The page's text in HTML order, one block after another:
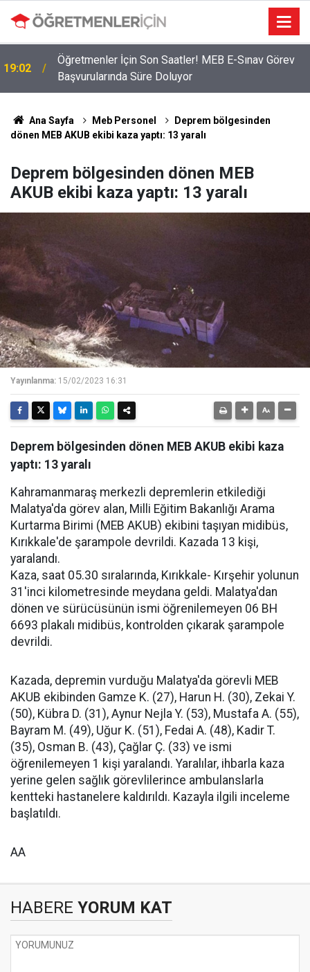
19:02
Öğretmenler İçin Son Saatler! MEB E-Sınav Görev
Başvurularında Süre Doluyor
Ana Sayfa Meb Personel
Deprem bölgesinden
dönen MEB AKUB ekibi kaza yaptı: 13 yaralı
Deprem bölgesinden dönen MEB
AKUB ekibi kaza yaptı: 13 yaralı
Yayınlanma: 15/02/2023 16:31
Deprem bölgesinden dönen MEB AKUB ekibi kaza
yaptı: 13 yaralı
Kahramanmaraş merkezli depremlerin etkilediği
Malatya'da görev alan, Milli Eğitim Bakanlığı Arama
Kurtarma Birimi (MEB AKUB) ekibini taşıyan midibüs,
Kırıkkale'de şarampole devrildi. Kazada 13 kişi,
yaralandı.
Kaza, saat 05.30 sıralarında, Kırıkkale- Kırşehir yolunun
31'inci kilometresinde meydana geldi. Malatya'dan
dönen ve sürücüsünün ismi öğrenilemeyen 06 BH
6693 plakalı midibüs, kontrolden çıkarak şarampole
devrildi.
Kazada, depremin vurduğu Malatya'da görevli MEB
AKUB ekibinden Gamze K. (27), Harun H. (30), Zekai Y.
(50), Kübra D. (31), Aynur Nejla Y. (53), Mustafa A. (55),
Bayram M. (49), Uğur K. (51), Fedai A. (48), Kadir T.
(35), Osman B. (43), Çağlar Ç. (33) ve ismi
öğrenilemeyen 1 kişi yaralandı. Yaralılar, ihbarla kaza
yerine gelen sağlık görevlilerince ambulanslarla
kentteki hastanelere kaldırıldı. Kazayla ilgili inceleme
başlatıldı.
AA
HABERE YORUM KAT